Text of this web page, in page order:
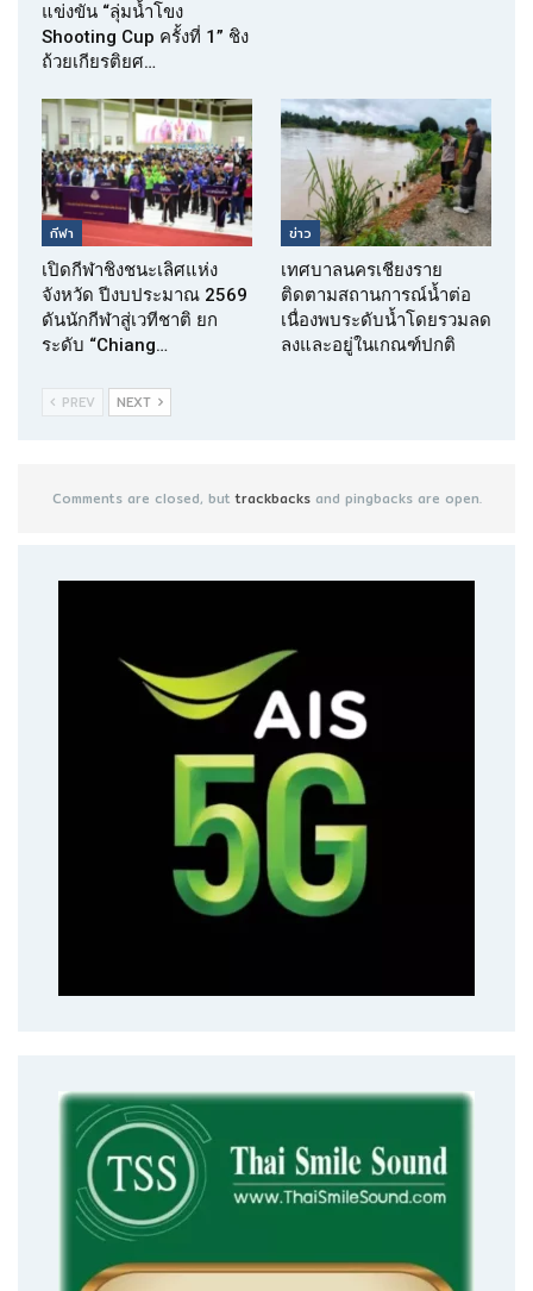
แข่งขัน “ลุ่มน้ำโขง
Shooting Cup ครั้งที่ 1” ชิง
ถ้วยเกียรติยศ…
กีฬา
เปิดกีฬาชิงชนะเลิศแห่ง
จังหวัด ปีงบประมาณ 2569
ดันนักกีฬาสู่เวทีชาติ ยก
ระดับ “Chiang…
ข่าว
เทศบาลนครเชียงราย
ติดตามสถานการณ์น้ำต่อ
เนื่องพบระดับน้ำโดยรวมลด
ลงและอยู่ในเกณฑ์ปกติ
PREV NEXT
Comments are closed, buttrackbacksand pingbacks are open.